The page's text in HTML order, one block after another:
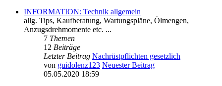
INFORMATION: Technik allgemein
allg. Tips, Kaufberatung, Wartungspläne, Ölmengen,
Anzugsdrehmomente etc. ...
7 Themen
12 Beiträge
Letzter Beitrag Nachrüstpflichten gesetzlich
von guidolenz123 Neuester Beitrag
05.05.2020 18:59